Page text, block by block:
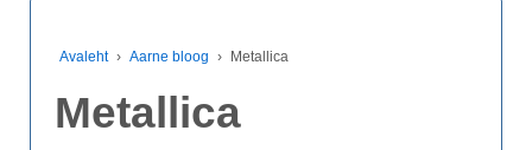
Avaleht › Aarne bloog › Metallica
Metallica